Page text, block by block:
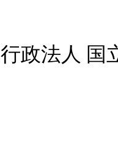
政法人 国